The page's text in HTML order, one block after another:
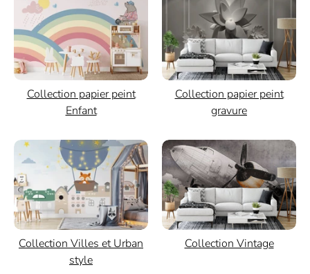
Collection papier peint
Enfant
Collection papier peint
gravure
Collection Villes et Urban
style
Collection Vintage